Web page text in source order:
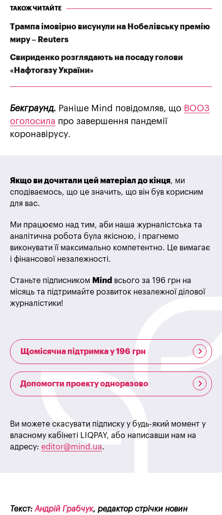
ТАКОЖ ЧИТАЙТЕ
Трампа імовірно висунули на Нобелівську премію
миру – Reuters
Свириденко розглядають на посаду голови
«Нафтогазу України»
Бекграунд. Раніше Mind повідомляв, що ВООЗ
оголосила про завершення пандемії
коронавірусу.
Якщо ви дочитали цей матеріал до кінця, ми
сподіваємось, що це значить, що він був корисним
для вас.
Ми працюємо над тим, аби наша журналістська та
аналітична робота була якісною, і прагнемо
виконувати її максимально компетентно. Це вимагає
і фінансової незалежності.
Станьте підписником Mind всього за 196 грн на
місяць та підтримайте розвиток незалежної ділової
журналістики!
Щомісячна підтримка у 196 грн
Допомогти проекту одноразово
Ви можете скасувати підписку у будь-який момент у
власному кабінеті LIQPAY, або написавши нам на
адресу: editor@mind.ua.
Текст:Андрій Грабчук, редактор стрічки новин